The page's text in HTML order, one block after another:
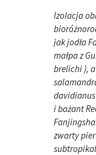
Izolacja
jak jodła
małpa z
brelichi ),
davidianus
i bażant
zwarty